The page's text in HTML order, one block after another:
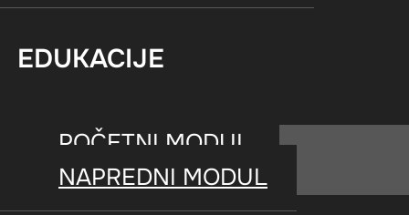
EDUKACIJE
POČETNI MODUL
NAPREDNI MODUL